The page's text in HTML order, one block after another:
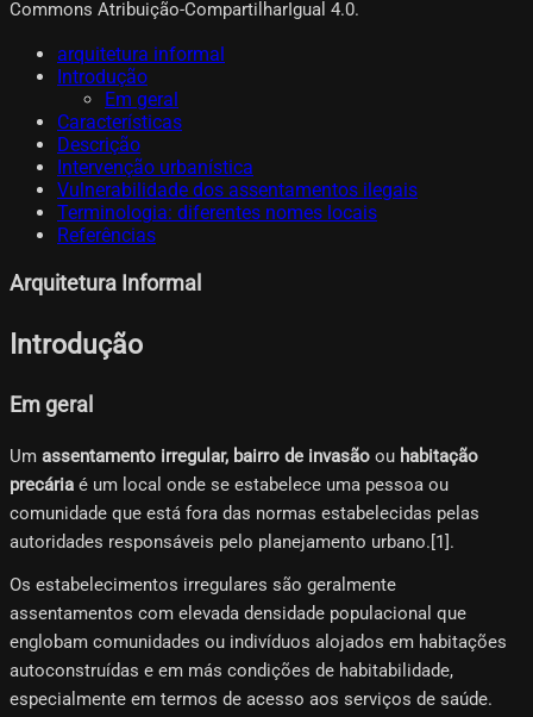
Commons Atribuição-CompartilharIgual 4.0.
arquitetura informal
Introdução
Em geral
Características
Descrição
Intervenção urbanística
Vulnerabilidade dos assentamentos ilegais
Terminologia: diferentes nomes locais
Referências
Arquitetura Informal
Introdução
Em geral
Um assentamento irregular, bairro de invasão ou habitação
precária é um local onde se estabelece uma pessoa ou
comunidade que está fora das normas estabelecidas pelas
autoridades responsáveis ​​pelo planejamento urbano.[1]​.
Os estabelecimentos irregulares são geralmente
assentamentos com elevada densidade populacional que
englobam comunidades ou indivíduos alojados em habitações
autoconstruídas e em más condições de habitabilidade,
especialmente em termos de acesso aos serviços de saúde.